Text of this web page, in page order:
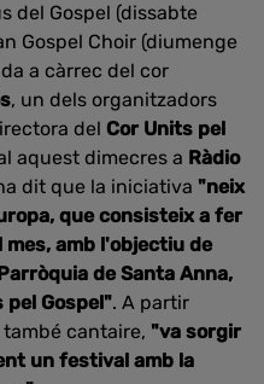
del Gospel (dissabte
Gospel Choir (diumenge
a càrrec del cor
, un dels organitzadors
del Cor Units pel
aquest dimecres a Ràdio
dit que la iniciativa "neix
que consisteix a fer
amb l'objectiu de
de Santa Anna,
pel Gospel". A partir
cantaire, "va sorgir
un festival amb la